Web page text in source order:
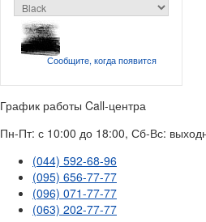
Сообщите, когдапоявится
График работы Call-центра
Пн-Пт: с 10:00 до 18:00, Сб-Вс:
(044) 592-68-96
(095) 656-77-77
(096) 071-77-77
(063) 202-77-77